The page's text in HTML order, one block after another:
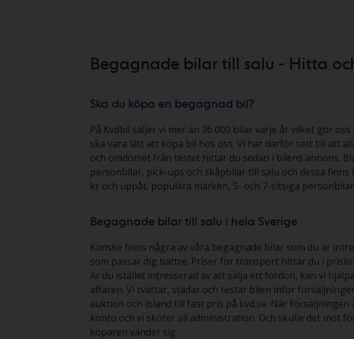
Begagnade bilar till salu - Hitta
Ska du köpa en begagnad bil?
På Kvdbil säljer vi mer än 26 000 bilar varje år vilket gör
ska vara lätt att köpa bil hos oss. Vi har därför sett till att
och omdömet från testet hittar du sedan i bilens annons.
personbilar, pick-ups och skåpbilar till salu och dessa
kr och uppåt, populära märken, 5- och 7-sitsiga
Begagnade bilar till salu i hela Sverige
Kanske finns några av våra begagnade bilar som du är
som passar dig bättre. Priser för transport hittar du i
Är du istället intresserad av att sälja ett fordon, kan vi
affären. Vi tvättar, städar och testar bilen inför
auktion och ibland till fast pris på kvd.se. När
konto och vi sköter all administration. Och skulle det mot
köparen vänder sig.